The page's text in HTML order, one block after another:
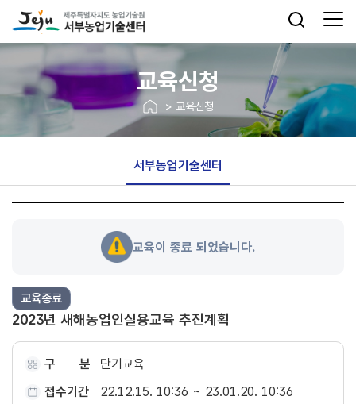
교육신청
> 교육신청
서부농업기술센터
교육이 종료 되었습니다.
2023년 새해농업인실용교육 추진계획
교육종료
구 분
단기교육
접수기간
22.12.15. 10:36 ~ 23.01.20. 10:36